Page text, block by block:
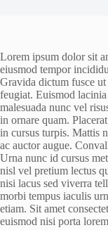
Lorem ipsum dolor sit
eiusmod tempor
Gravida dictum fusce
feugiat. Euismod
malesuada nunc vel
in ornare quam.
in cursus turpis. Mattis
ac auctor augue.
Urna nunc id cursus
nisl vel pretium lectus
nisi lacus sed viverra
morbi tempus iaculis
etiam. Sit amet
euismod nisi porta